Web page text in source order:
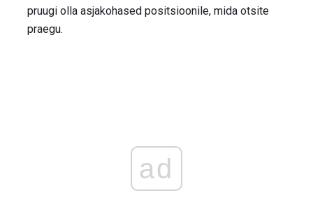
pruugi olla asjakohased positsioonile, mida otsite
praegu.
ad